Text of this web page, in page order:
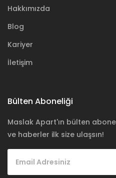
Hakkımızda
Blog
Kariyer
İletişim
Bülten Aboneliği
Maslak Apart'ın bülten
ve haberler ilk size ulaşsın!